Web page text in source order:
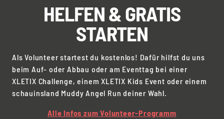
HELFEN & GRATIS
STARTEN
Als Volunteer startest du kostenlos! Dafür hilfst du uns
beim Auf- oder Abbau oder am Eventtag bei einer
XLETIX Challenge, einem XLETIX Kids Event oder einem
schauinsland Muddy Angel Run deiner Wahl.
Alle Infos zum Volunteer-Programm